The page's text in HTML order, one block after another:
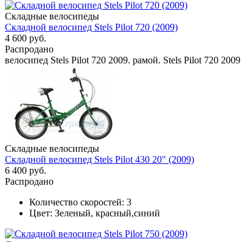
Складные велосипеды
Складной велосипед Stels Pilot 720 (2009)
4 600 руб.
Распродано
велосипед Stels Pilot 720 2009. рамой. Stels Pilot 720 2009
Складные велосипеды
Складной велосипед Stels Pilot 430 20" (2009)
6 400 руб.
Распродано
Количество скоростей: 3
Цвет: Зеленый, красный,синий